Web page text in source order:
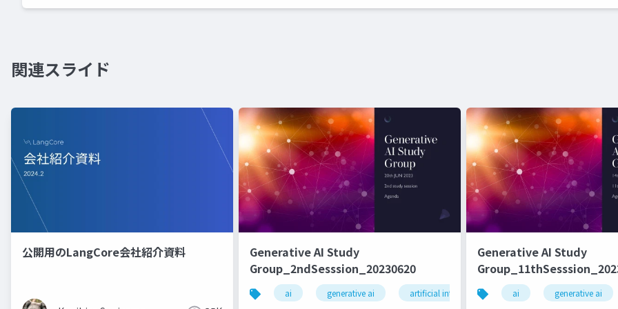
関連スライド
公開用のLangCore会社紹介資料
Generative AI Study
Group_2ndSesssion_20230620
ai generative ai artificial intelligence machine learning
Generative AI Study
ai generative ai